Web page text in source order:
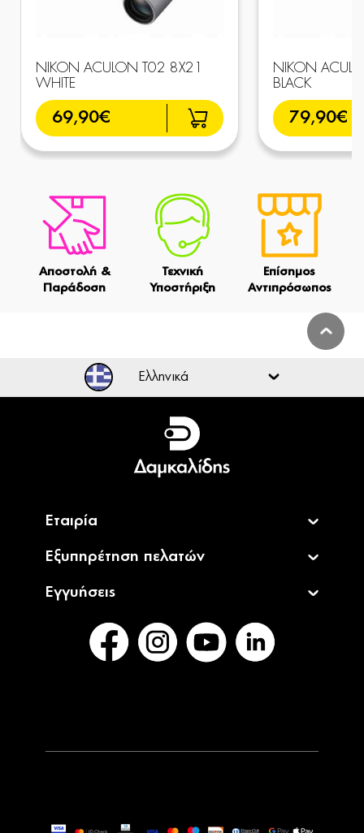
NIKON ACULON T02 8X21
WHITE
69,90€
NIKON
BLACK
79,90€
Αποστολή &
Παράδοση
Τεχνική
Υποστήριξη
Επίσημος
Αντιπρόσωπος
Ελληνικά
Ελληνικά
English
Εταιρία
Εξυπηρέτηση πελατών
Εγγυήσεις